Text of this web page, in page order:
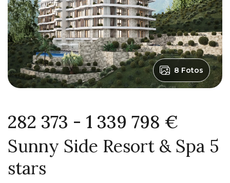
8 Fotos
282 373 - 1 339 798 €
Sunny Side Resort & Spa 5
stars